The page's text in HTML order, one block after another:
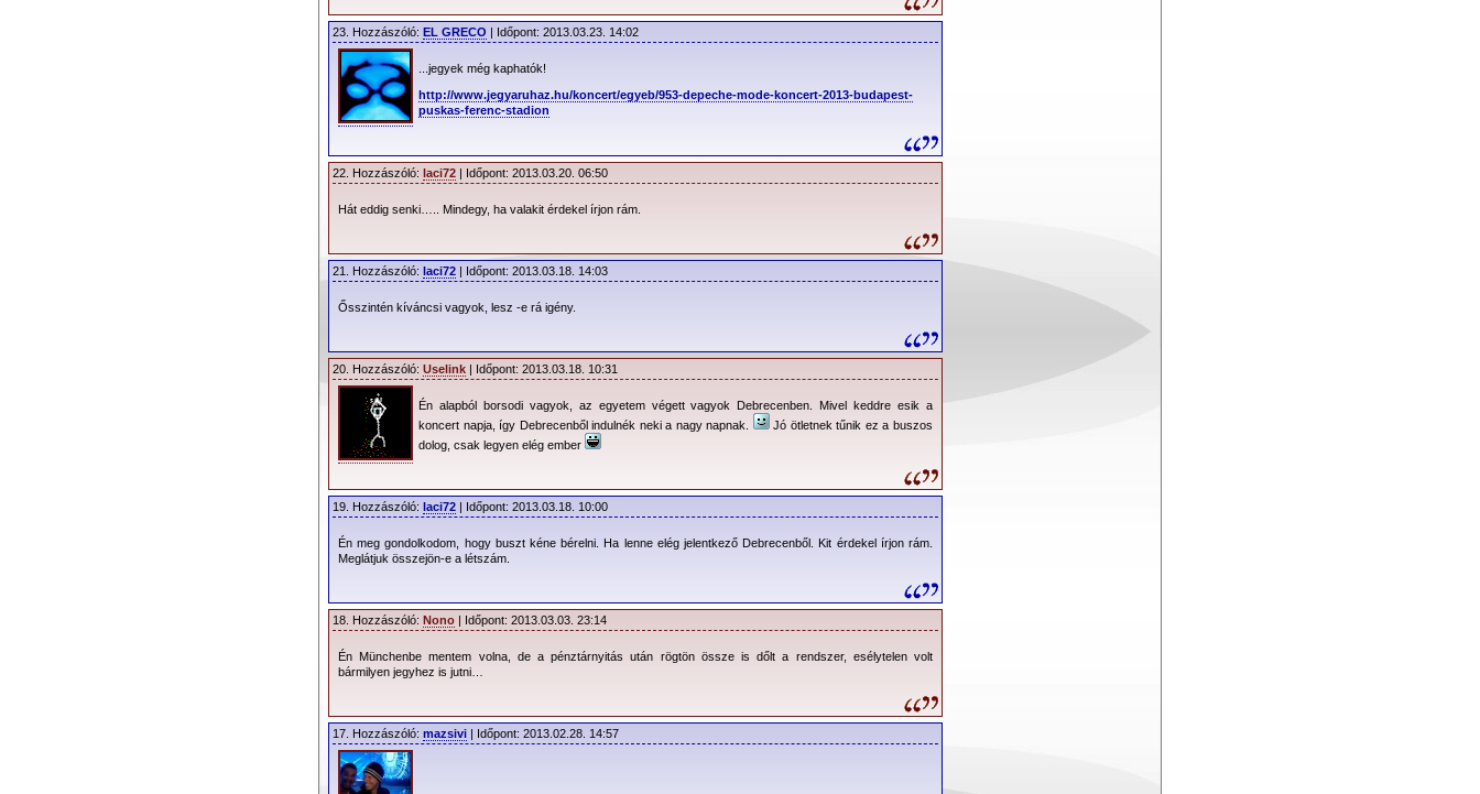
Kordonok: A küzdőteret ismét kordon fogja kettészelni. A kordon elé csak kiemelt álló
jeggyel lehetséges a bejutás.
A Stadion megközelítése
- Budapesti tömegközlekedés -
Budapest megközelítése
- Vonatmenetrendek -
Forrás:LiveNation.hu
23. Hozzászóló: EL GRECO | Időpont: 2013.03.23. 14:02
...jegyek még kaphatók!
http://www.jegyaruhaz.hu/koncert/egyeb/953-depeche-mode-koncert-2013-budapest-
puskas-ferenc-stadion
22. Hozzászóló: laci72 | Időpont: 2013.03.20. 06:50
Hát eddig senki….. Mindegy, ha valakit érdekel írjon rám.
21. Hozzászóló: laci72 | Időpont: 2013.03.18. 14:03
Ősszintén kíváncsi vagyok, lesz -e rá igény.
20. Hozzászóló: Uselink | Időpont: 2013.03.18. 10:31
Én alapból borsodi vagyok, az egyetem végett vagyok Debrecenben. Mivel keddre esik a
koncert napja, így Debrecenből indulnék neki a nagy napnak.
Jó ötletnek tűnik ez a buszos
dolog, csak legyen elég ember
19. Hozzászóló: laci72 | Időpont: 2013.03.18. 10:00
Én meg gondolkodom, hogy buszt kéne bérelni. Ha lenne elég jelentkező Debrecenből. Kit érdekel írjon rám.
Meglátjuk összejön-e a létszám.
18. Hozzászóló: Nono | Időpont: 2013.03.03. 23:14
Én Münchenbe mentem volna, de a pénztárnyitás után rögtön össze is dőlt a rendszer, esélytelen volt
bármilyen jegyhez is jutni…
17. Hozzászóló: mazsivi | Időpont: 2013.02.28. 14:57